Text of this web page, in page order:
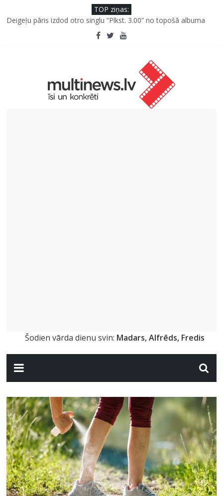
TOP ziņas:
“Virši” neto peļņa pirmajā pusgadā sasniedz 4,2 miljonus eiro
Deigeļu pāris izdod otro singlu “Plkst. 3.00” no topošā albuma
Ko kaķa deguns var un nevar pastāstīt par viņa veselību?
Šodien vārda dienu svin: Madars, Alfrēds, Fredis